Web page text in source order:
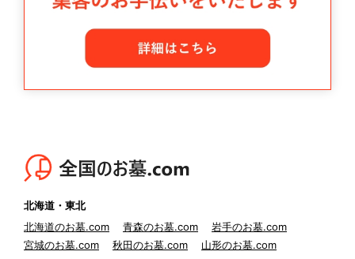
北海道・東北
北海道のお墓.com
青森のお墓.com
岩手のお墓.com
宮城のお墓.com
秋田のお墓.com
山形のお墓.com